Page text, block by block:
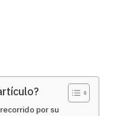
por su